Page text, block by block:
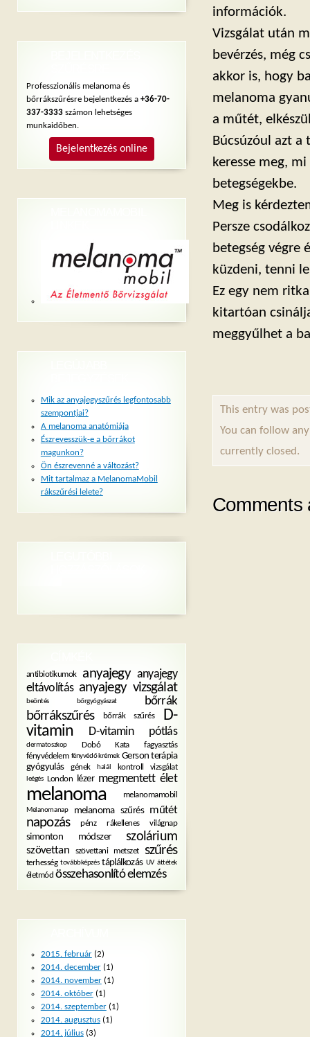
információk.
Vizsgálat után
bevérzés, még
akkor is, hogy
melanoma
a műtét,
Búcsúzóul azt
keresse meg,
betegségekbe.
Meg is
Persze
betegség végre
küzdeni, tenni
Ez egy nem
kitartóan
meggyűlhet a
This entry was
You can follow
currently closed.
Comments
Professzionális melanoma és
bőrrákszűrésre bejelentkezés a +36-70-
337-3333 számon lehetséges
munkaidőben.
Bejelentkezés online
Mik az anyajegyszűrés legfontosabb
szempontjai?
A melanoma anatómiája
Észrevesszük-e a bőrrákot
magunkon?
Ön észrevenné a változást?
Mit tartalmaz a MelanomaMobil
rákszűrési lelete?
antibiotikumok anyajegy anyajegy
eltávolítás anyajegy vizsgálat
beöntés bőrgyógyászat bőrrák
bőrrákszűrés bőrrák szűrés
D-
vitamin
D-vitamin pótlás
dermatoszkop Dobó Kata
fagyasztás
fényvédelem fényvédő krémek Gerson terápia
gyógyulás
gének halál kontroll vizsgálat
leégés London lézer megmentett élet
melanoma melanomamobil
Melanomanap melanoma szűrés műtét
napozás pénz rákellenes világnap
simonton módszer szolárium
szövettan szövettani metszet szűrés
terhesség továbbképzés táplálkozás UV áttétek
életmód összehasonlító elemzés
2015. február(2)
2014. december(1)
2014. november(1)
2014. október(1)
2014. szeptember(1)
2014. augusztus(1)
2014. július(3)